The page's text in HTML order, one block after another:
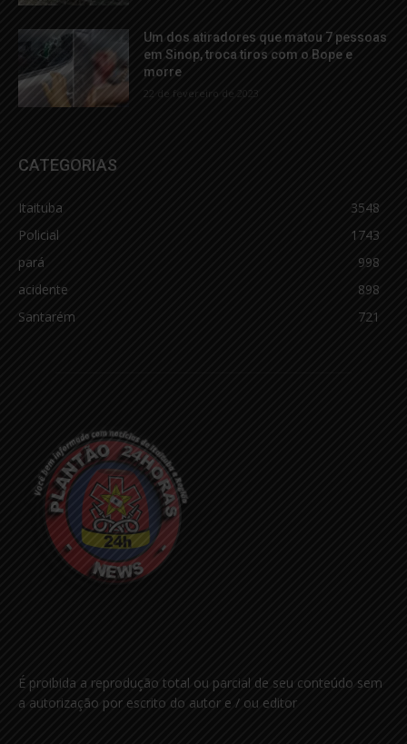
Um dos atiradores que matou 7 pessoas
em Sinop, troca tiros com o Bope e
morre
22 de fevereiro de 2023
CATEGORIAS
Itaituba
3548
Policial
1743
pará
998
acidente
898
Santarém
721
É proibida a reprodução total ou parcial de seu conteúdo sem
a autorização por escrito do autor e / ou editor